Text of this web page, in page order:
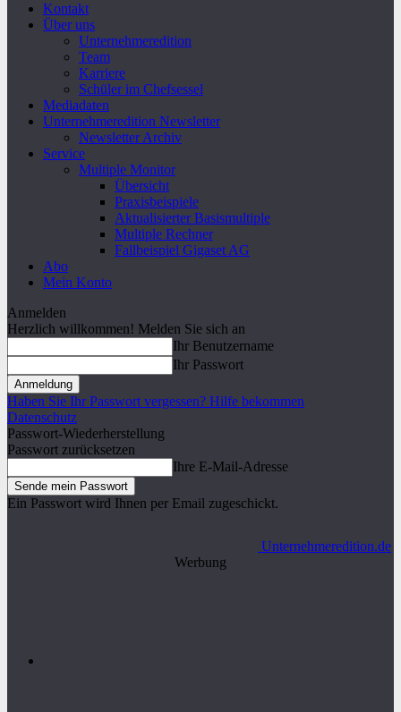
Kontakt
Über uns
Unternehmeredition
Team
Karriere
Schüler im Chefsessel
Mediadaten
Unternehmeredition Newsletter
Newsletter Archiv
Service
Multiple Monitor
Übersicht
Praxisbeispiele
Aktualisierter Basismultiple
Multiple Rechner
Fallbeispiel Gigaset AG
Abo
Mein Konto
Anmelden
Herzlich willkommen! Melden Sie sich an
Ihr Benutzername
Ihr Passwort
Haben Sie Ihr Passwort vergessen? Hilfe bekommen
Datenschutz
Passwort-Wiederherstellung
Passwort zurücksetzen
Ihre E-Mail-Adresse
Ein Passwort wird Ihnen per Email zugeschickt.
Unternehmeredition.de
Werbung